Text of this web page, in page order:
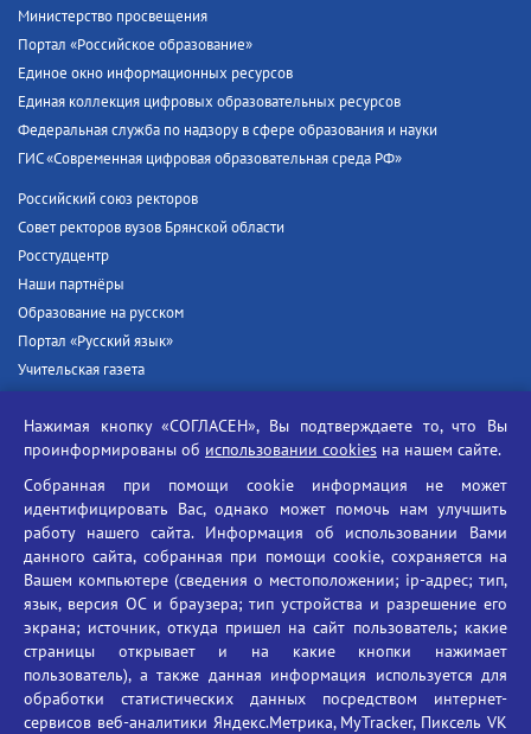
Министерство просвещения
Портал «Российское образование»
Единое окно информационных ресурсов
Единая коллекция цифровых образовательных ресурсов
Федеральная служба по надзору в сфере образования и науки
ГИС «Современная цифровая образовательная среда РФ»
Российский союз ректоров
Совет ректоров вузов Брянской области
Росстудцентр
Наши партнёры
Образование на русском
Портал «Русский язык»
Учительская газета
Единый портал государственных услуг
Противодействие угрозам информационной безопасности
Социальные ролики - Генеральная прокуратура РФ
Противодействие коррупции
БГУ против наркотиков
Брянский государственный университет
имени академика И.Г. Петровского
Время работы: пн-пт 09:00-18:00
Нажимая кнопку «СОГЛАСЕН», Вы подтверждаете то, что Вы
проинформированы об использовании cookies на нашем сайте.
Собранная при помощи cookie информация не может
идентифицировать Вас, однако может помочь нам улучшить
работу нашего сайта. Информация об использовании Вами
данного сайта, собранная при помощи cookie, сохраняется на
Вашем компьютере (сведения о местоположении; ip-адрес; тип,
язык, версия ОС и браузера; тип устройства и разрешение его
экрана; источник, откуда пришел на сайт пользователь; какие
страницы открывает и на какие кнопки нажимает
пользователь), а также данная информация используется для
обработки статистических данных посредством интернет-
сервисов веб-аналитики Яндекс.Метрика, MyTracker, Пиксель VK